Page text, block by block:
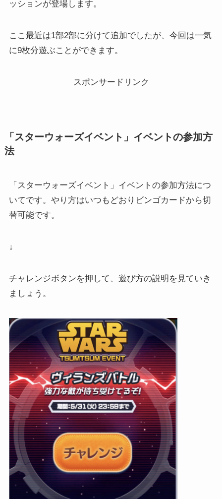
ッションが登場します。
ここ最近は1部2部に分けて追加でしたが、今回は一気
に9枚分遊ぶことができます。
スポンサードリンク
「スターウォーズイベント」イベントの参加方
法
「スターウォーズイベント」イベントの参加方法につ
いてです。やり方はいつもどおりビンゴカードから切
替可能です。
↓
チャレンジボタンを押して、遊び方の説明を見ていき
ましょう。